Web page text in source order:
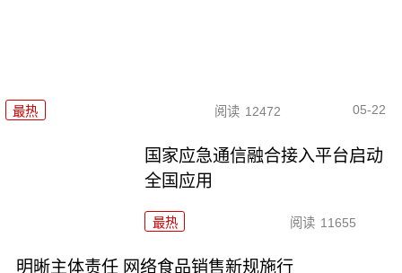
最热 阅读 12472 05-22
国家应急通信融合接入平台启动
全国应用
最热 阅读 11655
明晰主体责任 网络食品销售新规施行